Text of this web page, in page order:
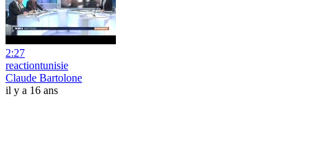
2:27
reactiontunisie
Claude Bartolone
il y a 16 ans